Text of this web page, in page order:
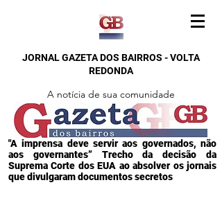
JORNAL GAZETA DOS BAIRROS - VOLTA
REDONDA
A notícia de sua comunidade
"A imprensa deve servir aos governados, não
aos governantes” Trecho da decisão da
Suprema Corte dos EUA ao absolver os jornais
que divulgaram documentos secretos